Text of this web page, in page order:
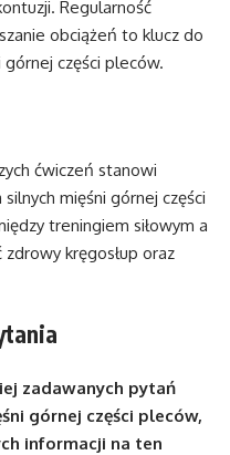
Regularność
obciążeń to klucz do
części pleców.
ćwiczeń stanowi
mięśni górnej części
treningiem siłowym a
kręgosłup oraz
zadawanych pytań
górnej części pleców,
informacji na ten